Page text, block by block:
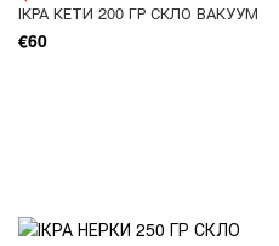
ІКРА КЕТИ 200 ГР СКЛО ВАКУУМ
€60